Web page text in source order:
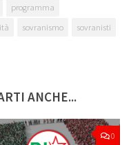
programma
sovranismo
sovranisti
ANCHE...
0